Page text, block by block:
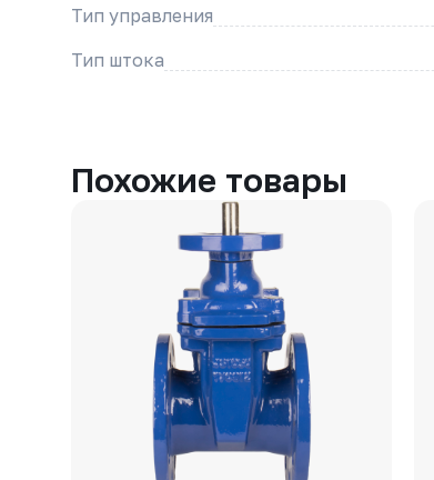
Тип управления
Тип штока
Похожие товары